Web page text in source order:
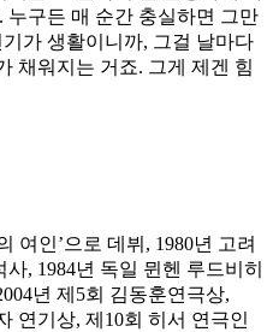
누구든 매 순간 충실하면 그만
가 생활이니까, 그걸 날마다
채워지는 거죠. 그게 제겐 힘
여인’으로 데뷔, 1980년 고려
, 1984년 독일 뮌헨 루드비히
년 제5회 김동훈연극상,
연기상, 제10회 히서 연극인